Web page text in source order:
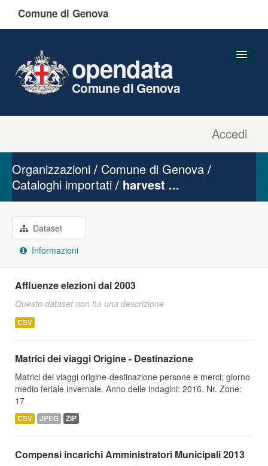
Comune di Genova
Accedi
opendata
Comune di Genova
Gruppi
Organizzazioni
Comune di Genova
Cataloghi importati
harvest ...
Dataset
Informazioni
Affluenze elezioni dal 2003
Questo dataset non ha una descrizione
CSV
Matrici dei viaggi Origine - Destinazione
Matrici dei viaggi origine-destinazione persone e merci; giorno
medio feriale invernale. Anno delle indagini: 2016. Nr. Zone:
17
CSV JPEG ZIP
Compensi incarichi Amministratori Municipali 2013